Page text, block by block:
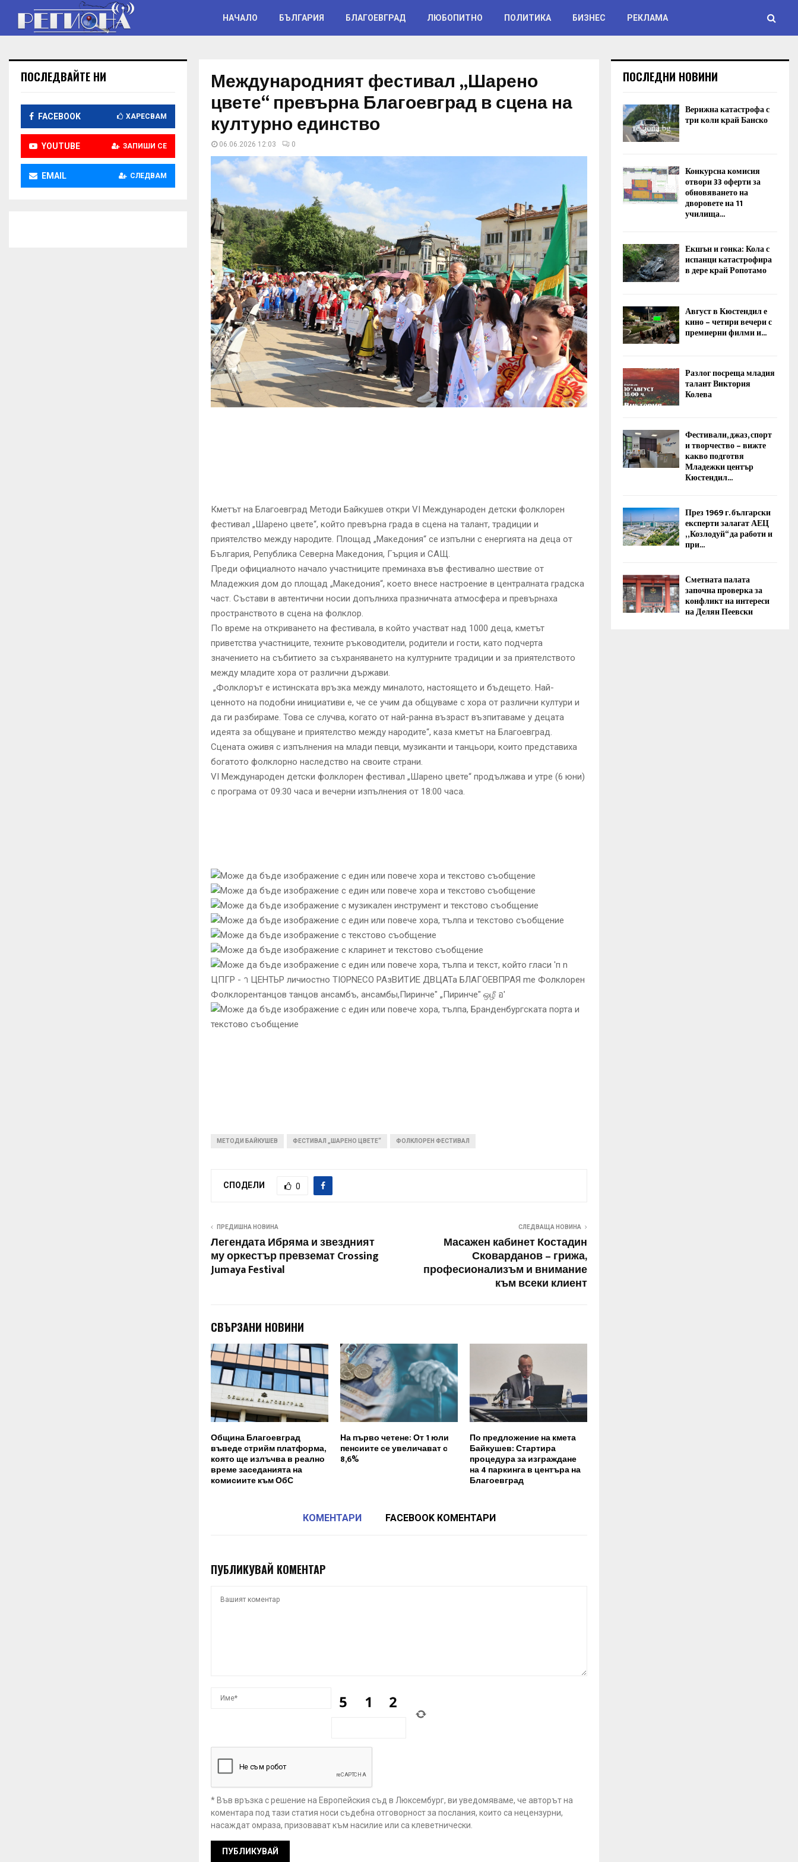
НАЧАЛО БЪЛГАРИЯ БЛАГОЕВГРАД ЛЮБОПИТНО ПОЛИТИКА БИЗНЕС РЕКЛАМА
Международният фестивал „Шарено
цвете“ превърна Благоевград в сцена на
културно единство
06.06.2026 12:03 0
Кметът на Благоевград Методи Байкушев откри VI Международен детски фолклорен
фестивал „Шарено цвете“, който превърна града в сцена на талант, традиции и
приятелство между народите. Площад „Македония“ се изпълни с енергията на деца от
България, Република Северна Македония, Гърция и САЩ.
Преди официалното начало участниците преминаха във фестивално шествие от
Младежкия дом до площад „Македония“, което внесе настроение в централната градска
част. Състави в автентични носии допълниха празничната атмосфера и превърнаха
пространството в сцена на фолклор.
По време на откриването на фестивала, в който участват над 1000 деца, кметът
приветства участниците, техните ръководители, родители и гости, като подчерта
значението на събитието за съхраняването на културните традиции и за приятелството
между младите хора от различни държави.
„Фолклорът е истинската връзка между миналото, настоящето и бъдещето. Най-
ценното на подобни инициативи е, че се учим да общуваме с хора от различни култури и
да ги разбираме. Това се случва, когато от най-ранна възраст възпитаваме у децата
идеята за общуване и приятелство между народите“, каза кметът на Благоевград.
Сцената оживя с изпълнения на млади певци, музиканти и танцьори, които представиха
богатото фолклорно наследство на своите страни.
VI Международен детски фолклорен фестивал „Шарено цвете“ продължава и утре (6 юни)
с програма от 09:30 часа и вечерни изпълнения от 18:00 часа.
МЕТОДИ БАЙКУШЕВ ФЕСТИВАЛ „ШАРЕНО ЦВЕТЕ“ ФОЛКЛОРЕН ФЕСТИВАЛ
СПОДЕЛИ 0
ПРЕДИШНА НОВИНА
Легендата Ибряма и звездният
му оркестър превземат Crossing
Jumaya Festival
СЛЕДВАЩА НОВИНА
Масажен кабинет Костадин
Сковарданов – грижа,
професионализъм и внимание
към всеки клиент
СВЪРЗАНИ НОВИНИ
Община Благоевград
въведе стрийм платформа,
която ще излъчва в реално
време заседанията на
комисиите към ОбС
На първо четене: От 1 юли
пенсиите се увеличават с
8,6%
По предложение на кмета
Байкушев: Стартира
процедура за изграждане
на 4 паркинга в центъра на
Благоевград
КОМЕНТАРИ FACEBOOK КОМЕНТАРИ
ПУБЛИКУВАЙ КОМЕНТАР
* Във връзка с решение на Европейския съд в Люксембург, ви уведомяваме, че авторът на
коментара под тази статия носи съдебна отговорност за послания, които са нецензурни,
насаждат омраза, призовават към насилие или са клеветнически.
ПОСЛЕДВАЙТЕ НИ
FACEBOOK ХАРЕСВАМ
YOUTUBE ЗАПИШИ СЕ
EMAIL СЛЕДВАМ
ПОСЛЕДНИ НОВИНИ
Верижна катастрофа с
три коли край Банско
Конкурсна комисия
отвори 33 оферти за
обновяването на
дворовете на 11
училища...
Екшън и гонка: Кола с
испанци катастрофира
в дере край Ропотамо
Август в Кюстендил е
кино – четири вечери с
премиерни филми и...
Разлог посреща младия
талант Виктория
Колева
Фестивали, джаз, спорт
и творчество – вижте
какво подготвя
Младежки център
Кюстендил...
През 1969 г. български
експерти залагат АЕЦ
„Козлодуй“ да работи и
при...
Сметната палата
започна проверка за
конфликт на интереси
на Делян Пеевски